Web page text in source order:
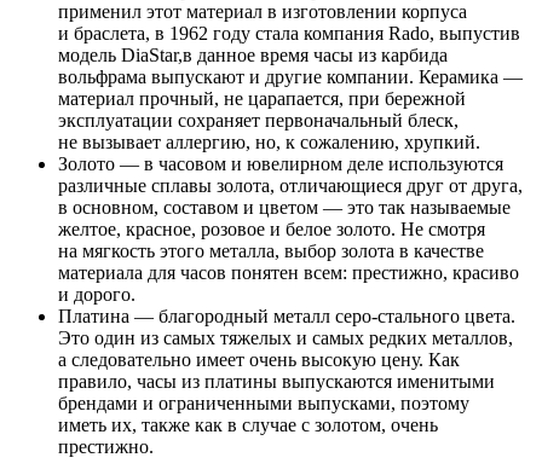
применил этот материал в изготовлении корпуса
и браслета, в 1962 году стала компания Rado, выпустив
модель DiaStar,в данное время часы из карбида
вольфрама выпускают и другие компании. Керамика —
материал прочный, не царапается, при бережной
эксплуатации сохраняет первоначальный блеск,
не вызывает аллергию, но, к сожалению, хрупкий.
Золото — в часовом и ювелирном деле используются
различные сплавы золота, отличающиеся друг от друга,
в основном, составом и цветом — это так называемые
желтое, красное, розовое и белое золото. Не смотря
на мягкость этого металла, выбор золота в качестве
материала для часов понятен всем: престижно, красиво
и дорого.
Платина — благородный металл серо-стального цвета.
Это один из самых тяжелых и самых редких металлов,
а следовательно имеет очень высокую цену. Как
правило, часы из платины выпускаются именитыми
брендами и ограниченными выпусками, поэтому
иметь их, также как в случае с золотом, очень
престижно.